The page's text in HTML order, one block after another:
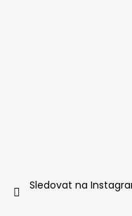
Sledovat na